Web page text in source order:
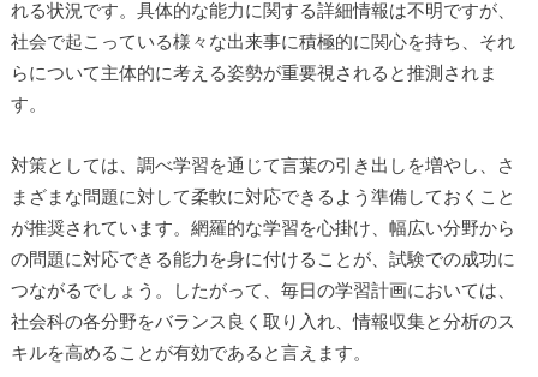
れる状況です。具体的な能力に関する詳細情報は不明ですが、
社会で起こっている様々な出来事に積極的に関心を持ち、それ
らについて主体的に考える姿勢が重要視されると推測されま
す。
対策としては、調べ学習を通じて言葉の引き出しを増やし、さ
まざまな問題に対して柔軟に対応できるよう準備しておくこと
が推奨されています。網羅的な学習を心掛け、幅広い分野から
の問題に対応できる能力を身に付けることが、試験での成功に
つながるでしょう。したがって、毎日の学習計画においては、
社会科の各分野をバランス良く取り入れ、情報収集と分析のス
キルを高めることが有効であると言えます。